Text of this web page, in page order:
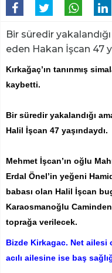
Bir süredir
eden Hakan İşcan 47
Kırkağaç’ın tanınmış
kaybetti.
Bir süredir yakalandığı
Halil İşcan 47 yaşındaydı.
Mehmet İşcan’ın oğlu
Erdal Önel’in yeğeni
babası olan Halil İşcan
Karaosmanoğlu Caminden
toprağa verilecek.
Bizde Kirkagac. Net ailesi
acılı ailesine ise baş